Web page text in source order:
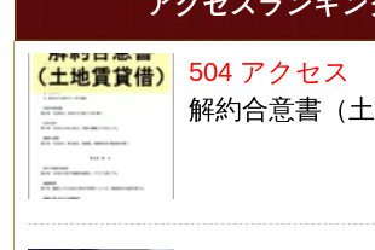
504 アクセス
解約合意書（土